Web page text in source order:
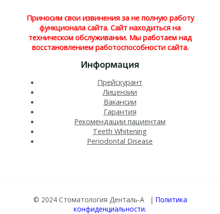
Приносим свои извинения за не полную работу
функционала сайта. Сайт находиться на
техническом обслуживании. Мы работаем над
восстановлением работоспособности сайта.
Информация
Прейскурант
Лицензии
Вакансии
Гарантия
Рекомендации пациентам
Teeth Whitening​
Periodontal Disease​
© 2024 Стоматология Денталь-А | Политика
конфиденциальности.